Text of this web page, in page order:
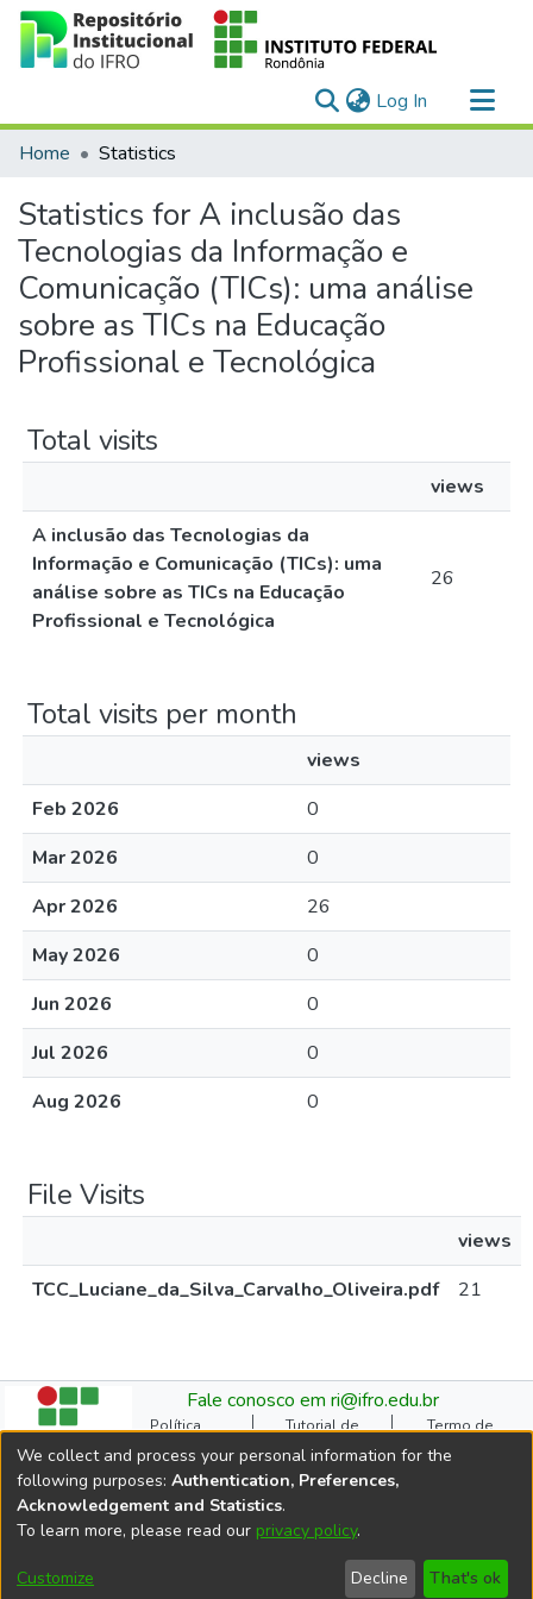
Log In (current)
Communities & Collections
Home Statistics
Statistics for A inclusão das
Tecnologias da Informação e
Comunicação (TICs): uma análise
sobre as TICs na Educação
Profissional e Tecnológica
Total visits
views
A inclusão das Tecnologias da
Informação e Comunicação (TICs): uma
análise sobre as TICs na Educação
Profissional e Tecnológica
26
Total visits per month
views
Feb 2026
0
Mar 2026
0
Apr 2026
26
May 2026
0
Jun 2026
0
Jul 2026
0
Aug 2026
0
File Visits
views
TCC_Luciane_da_Silva_Carvalho_Oliveira.pdf
21
Fale conosco em ri@ifro.edu.br
Política
Institucional do RI
Tutorial de
Submissão
Termo de
Autorização
Manual do TCC
Cookie
settings
Ficha
Catalográfica
Estatísticas de
Comitê Gestor do RI
copyright © 2002-2026
We collect and process your personal information for the
following purposes: Authentication, Preferences,
Acknowledgement and Statistics.
To learn more, please read our privacy policy.
Customize Decline That's ok